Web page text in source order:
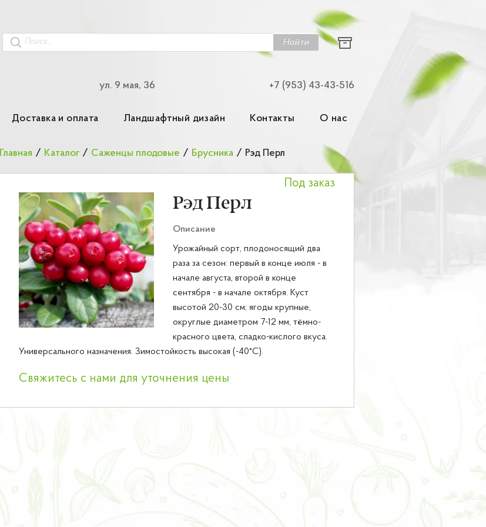
Найти
ул. 9 мая, 36 +7 (953) 43-43-516
Доставка и оплата Ландшафтный дизайн Контакты О нас
Главная / Каталог / Саженцы плодовые / Брусника / Рэд Перл
Рэд Перл
Под заказ
Описание
Урожайный сорт, плодоносящий два
раза за сезон: первый в конце июля - в
начале августа, второй в конце
сентября - в начале октября. Куст
высотой 20-30 см; ягоды крупные,
округлые диаметром 7-12 мм, тёмно-
красного цвета, сладко-кислого вкуса.
Универсального назначения. Зимостойкость высокая (-40°С).
Свяжитесь с нами для уточнения цены